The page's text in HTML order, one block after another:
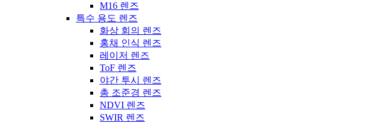
M16 렌즈
특수 용도 렌즈
화상 회의 렌즈
홍채 인식 렌즈
레이저 렌즈
ToF 렌즈
야간 투시 렌즈
총 조준경 렌즈
NDVI 렌즈
SWIR 렌즈